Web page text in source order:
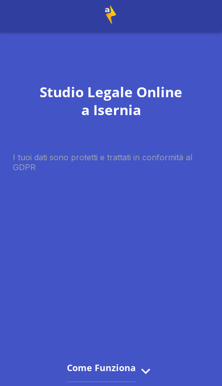
Studio Legale Online
a Isernia
Come Funziona